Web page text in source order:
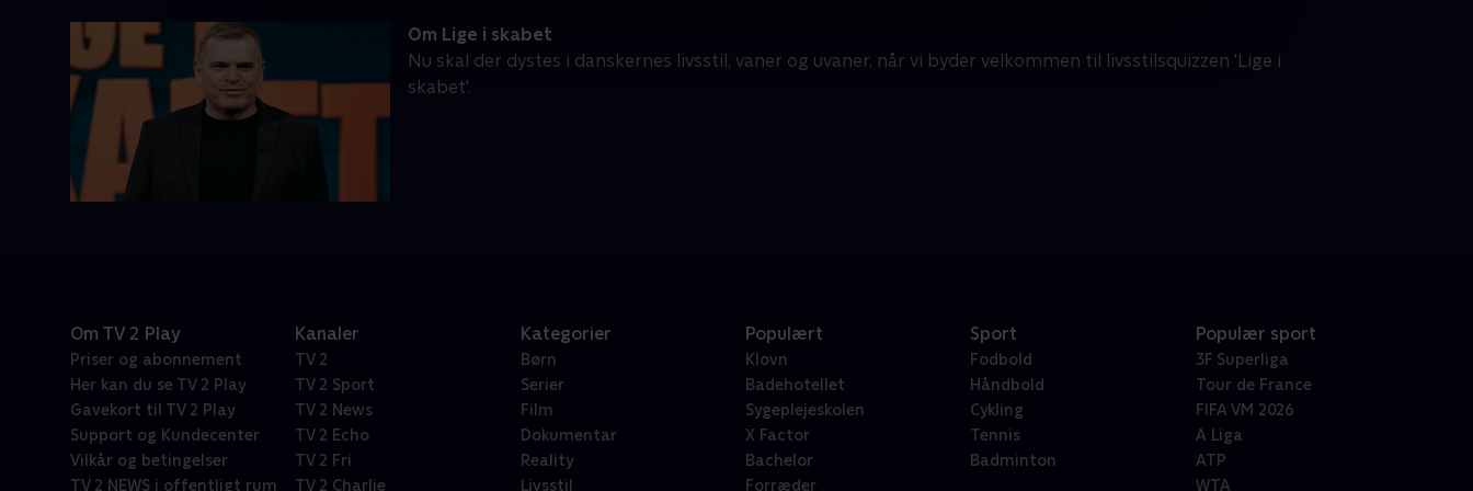
Om Lige i skabet
Nu skal der dystes i danskernes livsstil, vaner og uvaner, når vi byder velkommen til livsstilsquizzen 'Lige i
skabet'.
Om TV 2 Play
Priser og abonnement
Her kan du se TV 2 Play
Gavekort til TV 2 Play
Support og Kundecenter
Vilkår og betingelser
TV 2 NEWS i offentligt rum
Kanaler
TV 2
TV 2 Sport
TV 2 News
TV 2 Echo
TV 2 Fri
TV 2 Charlie
Kategorier
Børn
Serier
Film
Dokumentar
Reality
Livsstil
Populært
Klovn
Badehotellet
Sygeplejeskolen
X Factor
Bachelor
Forræder
Sport
Fodbold
Håndbold
Cykling
Tennis
Badminton
Populær sport
3F Superliga
Tour de France
FIFA VM 2026
A Liga
ATP
WTA